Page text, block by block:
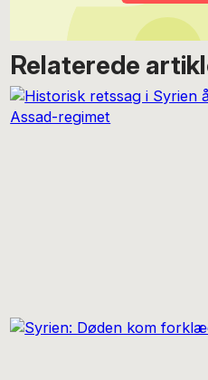
Relaterede